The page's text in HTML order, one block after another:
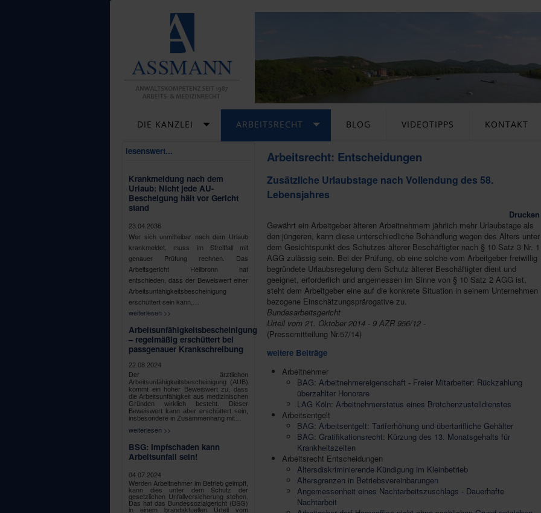
DIE KANZLEI ARBEITSRECHT BLOG VIDEOTIPPS KONTAKT
lesenswert...
Krankmeldung nach dem
Urlaub: Nicht jede AU-
Bescheigung hält vor Gericht
stand
23.04.2036
Wer sich unmittelbar nach dem Urlaub
krankmeldet, muss im Streitfall mit
genauer Prüfung rechnen. Das
Arbeitsgericht Heilbronn hat
entschieden, dass der Beweiswert einer
Arbeitsunfähigkeitsbescheinigung
erschüttert sein kann,…
weiterlesen >>
Arbeitsunfähigkeitsbescheinigung
– regelmäßig erschüttert bei
passgenauer Krankschreibung
22.08.2024
Der ärztlichen
Arbeitsunfähigkeitsbescheinigung (AUB)
kommt ein hoher Beweiswert zu, dass
die Arbeitsunfähigkeit aus medizinischen
Gründen wirklich besteht. Dieser
Beweiswert kann aber erschüttert sein,
insbesondere in Zusammenhang mit…
weiterlesen >>
BSG: Impfschaden kann
Arbeitsunfall sein!
04.07.2024
Werden Arbeitnehmer im Betrieb geimpft,
kann dies unter dem Schutz der
gesetzlichen Unfallversicherung stehen.
Das hat das Bundessozialgericht (BSG)
in einem brandaktuellen Urteil vom
Arbeitsrecht: Entscheidungen
Zusätzliche Urlaubstage nach Vollendung des 58.
Lebensjahres
Drucken
Gewährt ein Arbeitgeber älteren Arbeitnehmern jährlich mehr Urlaubstage als
den jüngeren, kann diese unterschiedliche Behandlung wegen des Alters unter
dem Gesichtspunkt des Schutzes älterer Beschäftigter nach § 10 Satz 3 Nr. 1
AGG zulässig sein. Bei der Prüfung, ob eine solche vom Arbeitgeber freiwillig
begründete Urlaubsregelung dem Schutz älterer Beschäftigter dient und
geeignet, erforderlich und angemessen im Sinne von § 10 Satz 2 AGG ist,
steht dem Arbeitgeber eine auf die konkrete Situation in seinem Unternehmen
bezogene Einschätzungsprärogative zu.
Bundesarbeitsgericht
Urteil vom 21. Oktober 2014 - 9 AZR 956/12 -
(Pressemitteilung Nr.57/14)
weitere Beiträge
Arbeitnehmer
BAG: Arbeitnehmereigenschaft - Freier Mitarbeiter: Rückzahlung
überzahlter Honorare
LAG Köln: Arbeitnehmerstatus eines Brötchenzustelldienstes
Arbeitsentgelt
BAG: Arbeitsentgelt: Tariferhöhung und übertarifliche Gehälter
BAG: Gratifikationsrecht: Kürzung des 13. Monatsgehalts für
Krankheitszeiten
Arbeitsrecht Entscheidungen
Altersdiskriminierende Kündigung im Kleinbetrieb
Altersgrenzen in Betriebsvereinbarungen
Angemessenheit eines Nachtarbeitszuschlags - Dauerhafte
Nachtarbeit